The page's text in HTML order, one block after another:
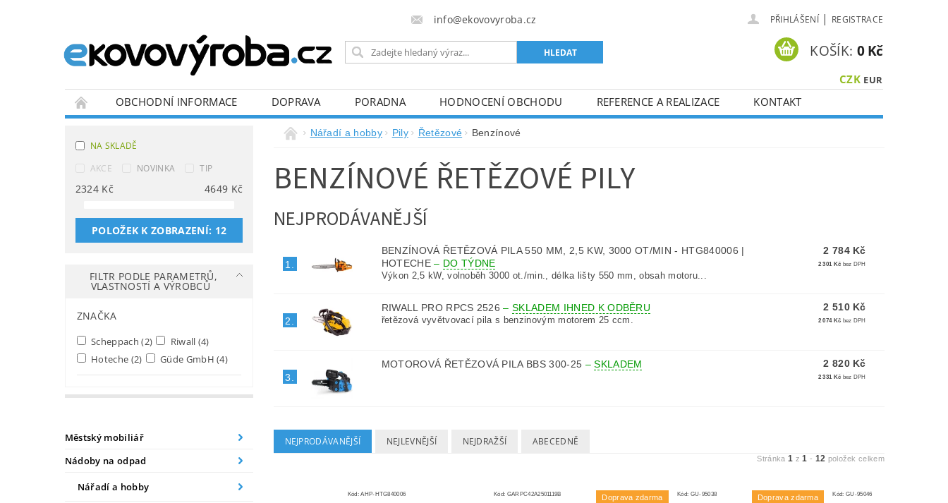
info@ekovovyroba.cz PŘIHLÁŠENÍ | REGISTRACE
CZK EUR
KOŠÍK: 0 Kč
OBCHODNÍ INFORMACE DOPRAVA PORADNA HODNOCENÍ OBCHODU REFERENCE A REALIZACE
KONTAKT
NA SKLADĚ
AKCE
NOVINKA TIP
2324 Kč 4649 Kč
POLOŽEK K ZOBRAZENÍ: 12
FILTR PODLE PARAMETRŮ,
VLASTNOSTÍ A VÝROBCŮ
ZNAČKA
Scheppach(2) Riwall (4)
Hoteche (2) Güde GmbH(4)
Městský mobiliář
Nádoby na odpad
Nářadí a hobby
Nářadí a hobby Pily Řetězové Benzínové
BENZÍNOVÉ ŘETĚZOVÉ PILY
NEJPRODÁVANĚJŠÍ
1.
BENZÍNOVÁ ŘETĚZOVÁ PILA 550 MM, 2,5 KW, 3000 OT/MIN - HTG840006 |
HOTECHE– DO TÝDNE
Výkon 2,5 kW, volnoběh 3000 ot./min., délka lišty 550 mm, obsah motoru...
2 784 Kč
2 301 Kč bez DPH
2.
RIWALL PRO RPCS 2526–SKLADEM IHNED K ODBĚRU
řetězová vyvětvovací pila s benzinovým motorem 25 ccm.
2 510 Kč
2 074 Kč bez DPH
3.
MOTOROVÁ ŘETĚZOVÁ PILA BBS 300-25 –SKLADEM 2 820 Kč
2 331 Kč bez DPH
NEJPRODÁVANĚJŠÍ NEJLEVNĚJŠÍ NEJDRAŽŠÍ ABECEDNĚ
Stránka1 z1 - 12 položek celkem
Kód:AHP-HTG840006 Kód: GARPC42A2501119B Doprava zdarma Kód: GU-95038 Doprava zdarma Kód: GU-95046